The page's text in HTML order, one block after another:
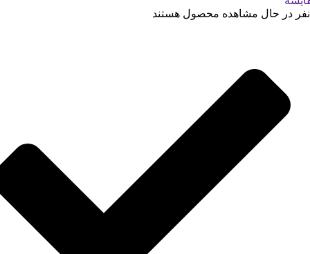
نفر در حال مشاهده محصول هستند